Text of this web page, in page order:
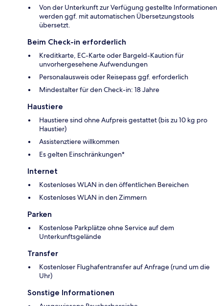
Von der Unterkunft zur Verfügung gestellte Informationen
werden ggf. mit automatischen Übersetzungstools
übersetzt.
Beim Check-in erforderlich
Kreditkarte, EC-Karte oder Bargeld-Kaution für
unvorhergesehene Aufwendungen
Personalausweis oder Reisepass ggf. erforderlich
Mindestalter für den Check-in: 18 Jahre
Haustiere
Haustiere sind ohne Aufpreis gestattet (bis zu 10 kg pro
Haustier)
Assistenztiere willkommen
Es gelten Einschränkungen*
Internet
Kostenloses WLAN in den öffentlichen Bereichen
Kostenloses WLAN in den Zimmern
Parken
Kostenlose Parkplätze ohne Service auf dem
Unterkunftsgelände
Transfer
Kostenloser Flughafentransfer auf Anfrage (rund um die
Uhr)
Sonstige Informationen